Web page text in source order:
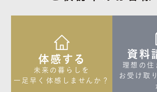
体感する
未来の暮らしを
一足早く体感しませんか？
資料
理想の住
お受け取